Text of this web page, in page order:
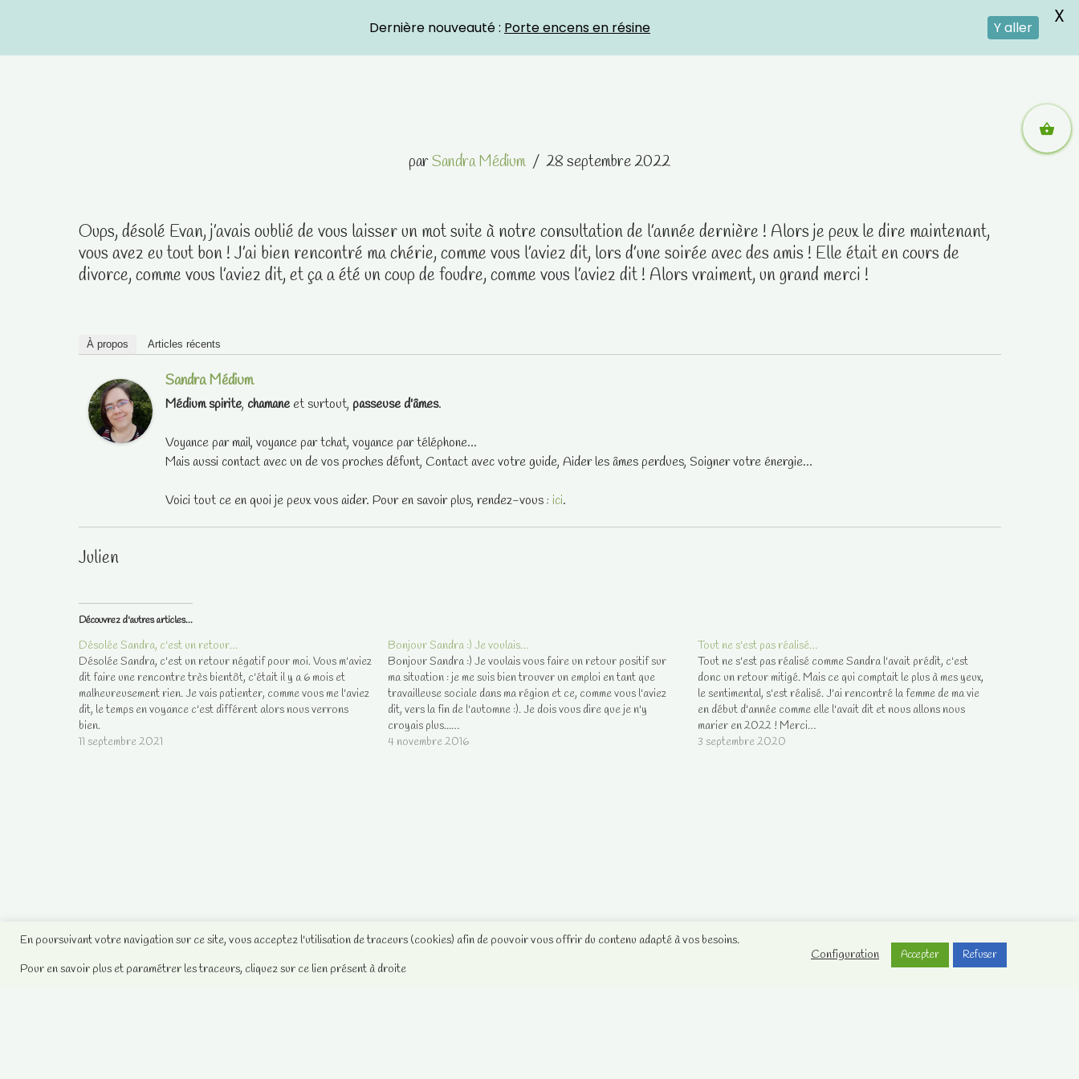
parSandra Médium 28 septembre 2022
Oups, désolé Evan, j’avais oublié de vous laisser un mot suite à notre consultation de l’année dernière ! Alors je peux le dire maintenant,
vous avez eu tout bon ! J’ai bien rencontré ma chérie, comme vous l’aviez dit, lors d’une soirée avec des amis ! Elle était en cours de
divorce, comme vous l’aviez dit, et ça a été un coup de foudre, comme vous l’aviez dit ! Alors vraiment, un grand merci !
À propos Articles récents
Sandra Médium
Médium spirite, chamaneet surtout, passeuse d'âmes.
Voyance par mail, voyance par tchat, voyance par téléphone...
Mais aussi contact avec un de vos proches défunt, Contact avec votre guide, Aider les âmes perdues, Soigner votre énergie...
Voici tout ce en quoi je peux vous aider. Pour en savoir plus, rendez-vous : ici.
Julien
Découvrez d'autres articles...
Désolée Sandra, c'est un retour…
Désolée Sandra, c'est un retour négatif pour moi. Vous m'aviez
dit faire une rencontre très bientôt, c'était il y a 6 mois et
malheureusement rien. Je vais patienter, comme vous me l'aviez
dit, le temps en voyance c'est différent alors nous verrons
bien.
11 septembre 2021
Bonjour Sandra :) Je voulais…
Bonjour Sandra :) Je voulais vous faire un retour positif sur
ma situation : je me suis bien trouver un emploi en tant que
travailleuse sociale dans ma région et ce, comme vous l'aviez
dit, vers la fin de l'automne :). Je dois vous dire que je n'y
croyais plus...…
4 novembre 2016
Tout ne s'est pas réalisé…
Tout ne s'est pas réalisé comme Sandra l'avait prédit, c'est
donc un retour mitigé. Mais ce qui comptait le plus à mes yeux,
le sentimental, s'est réalisé. J'ai rencontré la femme de ma vie
en début d'année comme elle l'avait dit et nous allons nous
marier en 2022 ! Merci…
3 septembre 2020
En poursuivant votre navigation sur ce site, vous acceptez l'utilisation de traceurs (cookies) afin de pouvoir vous offrir du contenu adapté à vos besoins.
Pour en savoir plus et paramétrer les traceurs, cliquez sur ce lien présent à droite
Configuration Accepter Refuser
Dernière nouveauté : Porte encens en résine Y aller
X
Crystal Energies